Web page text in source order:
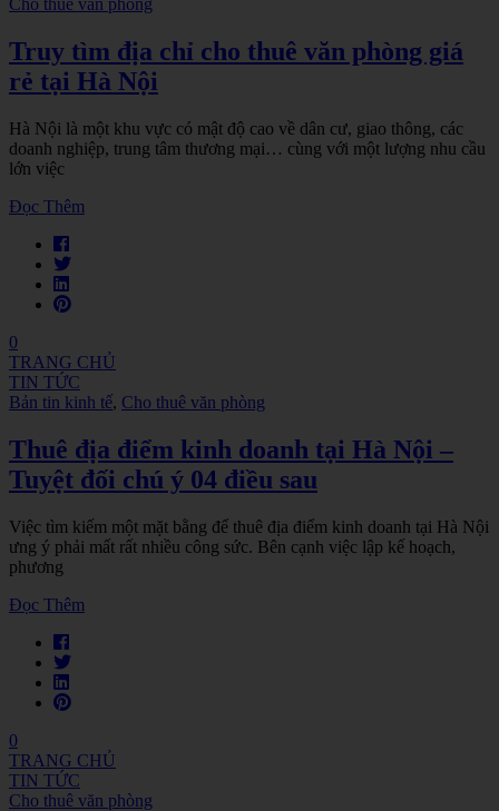
Truy tìm địa chỉ cho thuê văn phòng giá
rẻ tại Hà Nội
Hà Nội là một khu vực có mật độ cao về dân cư, giao thông, các
doanh nghiệp, trung tâm thương mại… cùng với một lượng nhu cầu
lớn việc
Đọc Thêm
0
TRANG CHỦ
TIN TỨC
Bản tin kinh tế, Cho thuê văn phòng
Thuê địa điểm kinh doanh tại Hà Nội –
Tuyệt đối chú ý 04 điều sau
Việc tìm kiếm một mặt bằng để thuê địa điểm kinh doanh tại Hà Nội
ưng ý phải mất rất nhiều công sức. Bên cạnh việc lập kế hoạch,
phương
Đọc Thêm
0
TRANG CHỦ
TIN TỨC
Cho thuê văn phòng